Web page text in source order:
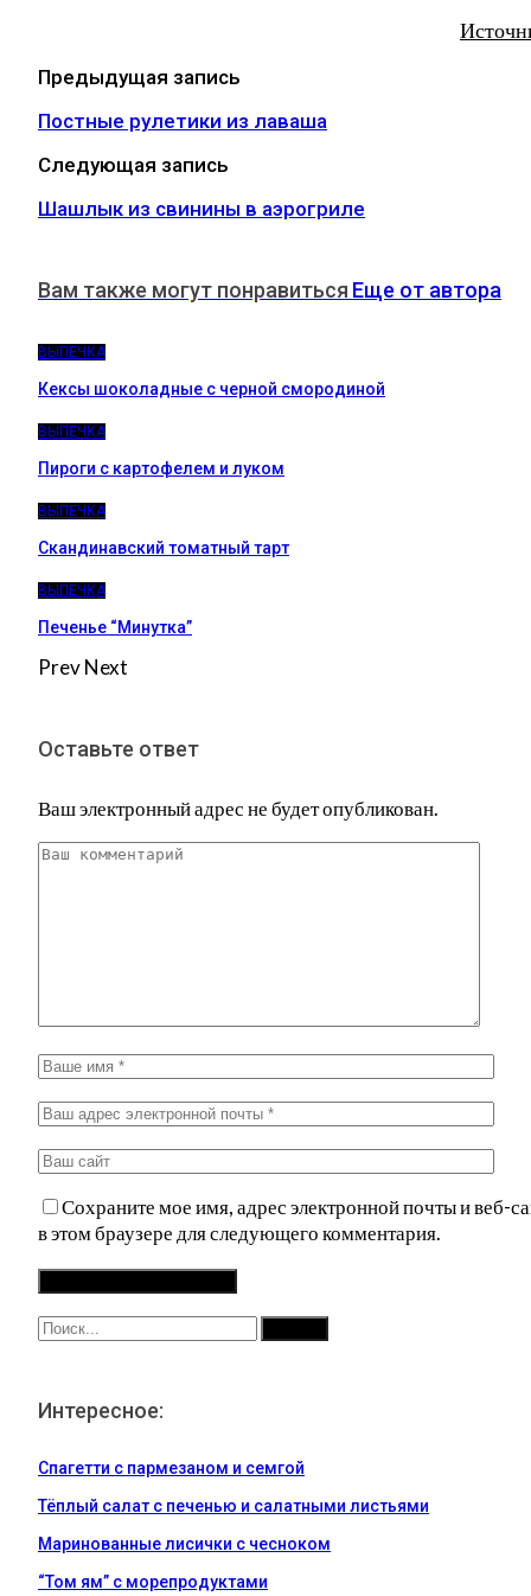
Предыдущая запись
Постные рулетики из лаваша
Следующая запись
Шашлык из свинины в аэрогриле
Вам также могут понравиться Еще от автора
ВЫПЕЧКА
Кексы шоколадные с черной смородиной
ВЫПЕЧКА
Пироги c картофелем и луком
ВЫПЕЧКА
Скандинавский томатный тарт
ВЫПЕЧКА
Печенье “Минутка”
PrevNext
Оставьте ответ
Ваш электронный адрес не будет опубликован.
Сохраните мое имя, адрес электронной почты и веб-
в этом браузере для следующего комментария.
Интересное:
Спагетти с пармезаном и семгой
Тёплый салат с печенью и салатными листьями
Маринованные лисички с чесноком
“Том ям” с морепродуктами